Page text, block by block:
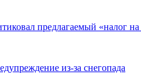
предлагаемый «налог
из-за снегопада